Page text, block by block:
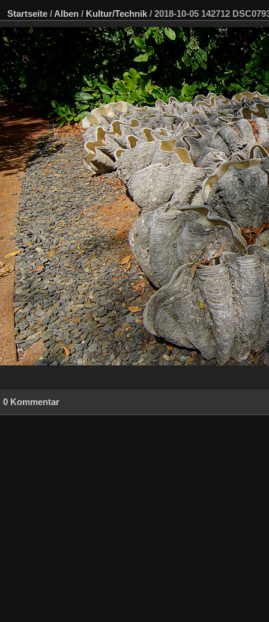
Startseite / Alben / Kultur/Technik / 2018-10-05 142712
0 Kommentar